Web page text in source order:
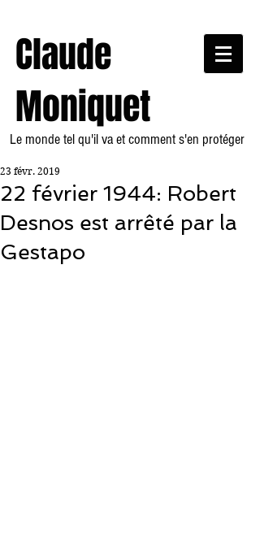
Claude
Moniquet
Le monde tel qu'il va et comment s'en protéger
22 février 1944: Robert
Desnos est arrêté par la
Gestapo
23 févr. 2019